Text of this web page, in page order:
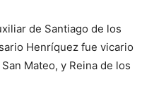
de Santiago de los
Henríquez fue vicario
Mateo, y Reina de los